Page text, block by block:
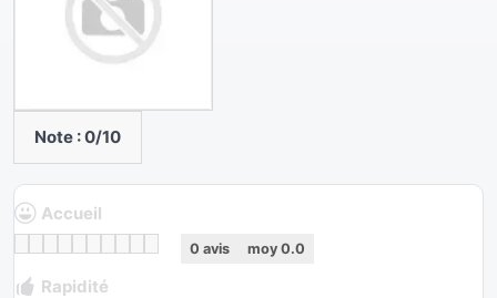
Note :0/10
Accueil
0 avis moy 0.0
Rapidité